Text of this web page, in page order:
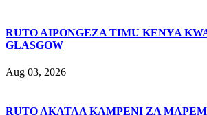
RUTO AIPONGEZA TIMU KENYA
GLASGOW
Aug 03, 2026
RUTO AKATAA KAMPENI ZA